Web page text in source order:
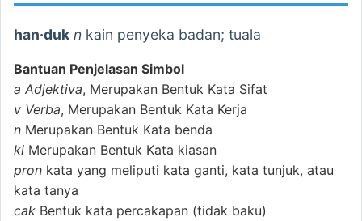
han·duk n kain penyeka badan; tuala
Bantuan Penjelasan Simbol
a Adjektiva, Merupakan Bentuk Kata Sifat
v Verba, Merupakan Bentuk Kata Kerja
n Merupakan Bentuk Kata benda
ki Merupakan Bentuk Kata kiasan
pron kata yang meliputi kata ganti, kata tunjuk, atau
kata tanya
cak Bentuk kata percakapan (tidak baku)